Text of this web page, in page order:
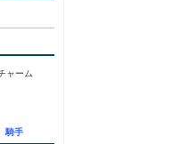
ャーム
騎手